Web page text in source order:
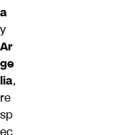
a
y
Ar
ge
lia,
re
sp
ec